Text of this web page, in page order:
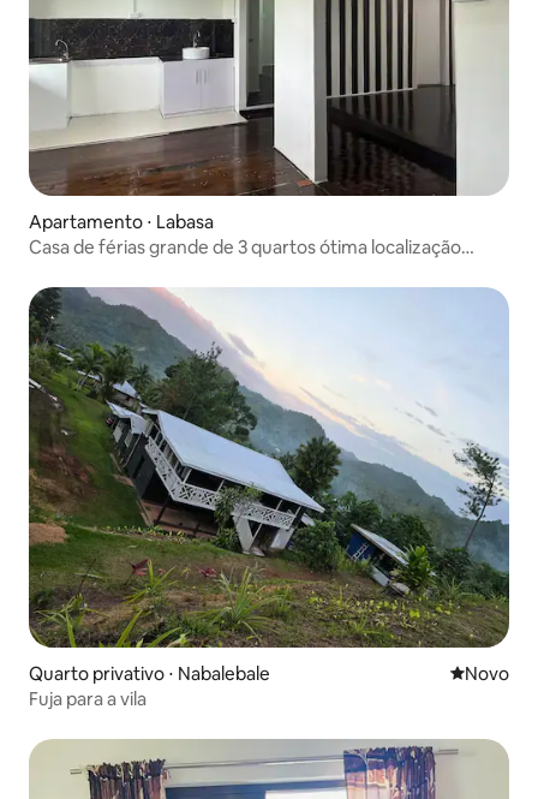
Apartamento ⋅ Labasa
Casa de férias grande de 3 quartos ótima localização
Quarto privativo ⋅ Nabalebale Novo
Novo
Fuja para a vila